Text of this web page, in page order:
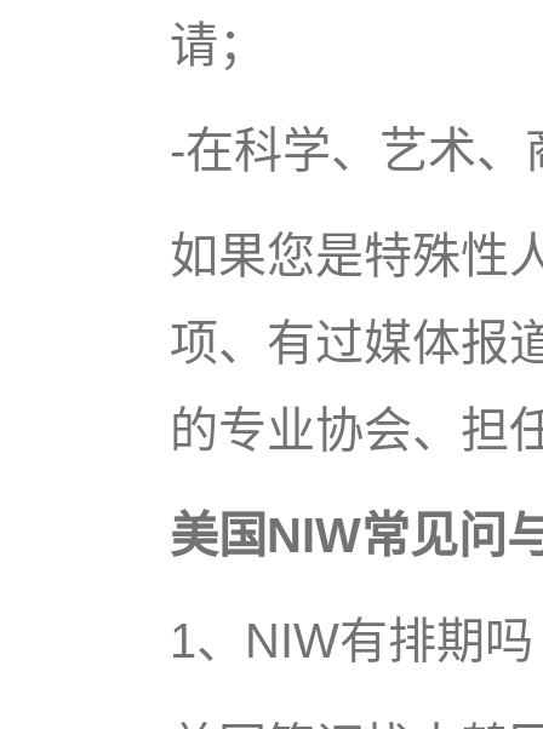
请；
-在科学、艺术
如果您是特殊性
项、有过媒体报
的专业协会、担
美国NIW常见问
1、NIW有排期吗